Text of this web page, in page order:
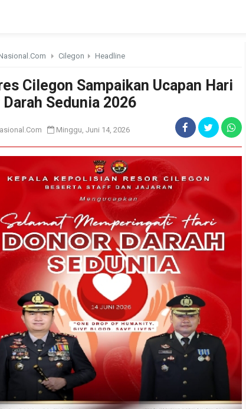
Cilegon Headline
Cilegon Sampaikan Ucapan Hari
Darah Sedunia 2026
Minggu, Juni 14, 2026